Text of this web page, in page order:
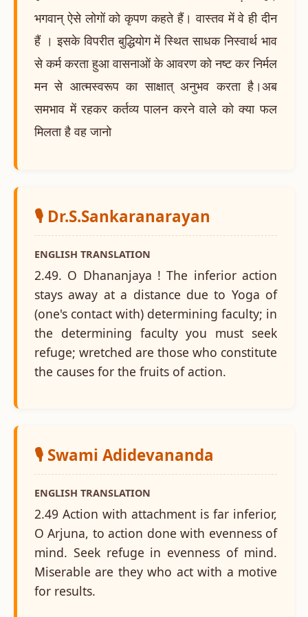
भगवान् ऐसे लोगों को कृपण कहते हैं। वास्तव में वे ही दीन
हैं । इसके विपरीत बुद्धियोग में स्थित साधक निस्वार्थ भाव
से कर्म करता हुआ वासनाओं के आवरण को नष्ट कर निर्मल
मन से आत्मस्वरूप का साक्षात् अनुभव करता है।अब
समभाव में रहकर कर्तव्य पालन करने वाले को क्या फल
मिलता है वह जानो
🎙️ Dr.S.Sankaranarayan
ENGLISH TRANSLATION
2.49. O Dhananjaya ! The inferior action
stays away at a distance due to Yoga of
(one's contact with) determining faculty; in
the determining faculty you must seek
refuge; wretched are those who constitute
the causes for the fruits of action.
🎙️ Swami Adidevananda
ENGLISH TRANSLATION
2.49 Action with attachment is far inferior,
O Arjuna, to action done with evenness of
mind. Seek refuge in evenness of mind.
Miserable are they who act with a motive
for results.